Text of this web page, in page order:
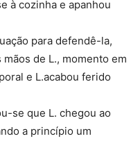
à cozinha e apanhou
para defendê-la,
de L., momento em
e L.acabou ferido
se que L. chegou ao
a princípio um